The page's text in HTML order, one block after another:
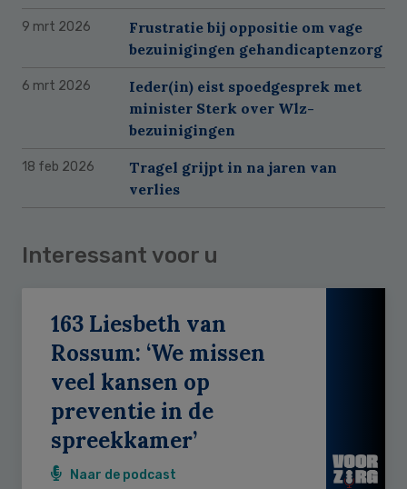
9 mrt 2026
Frustratie bij oppositie om vage
bezuinigingen gehandicaptenzorg
6 mrt 2026
Ieder(in) eist spoedgesprek met
minister Sterk over Wlz-
bezuinigingen
18 feb 2026
Tragel grijpt in na jaren van
verlies
Interessant voor u
163 Liesbeth van
Rossum: ‘We missen
veel kansen op
preventie in de
spreekkamer’
Naar de podcast